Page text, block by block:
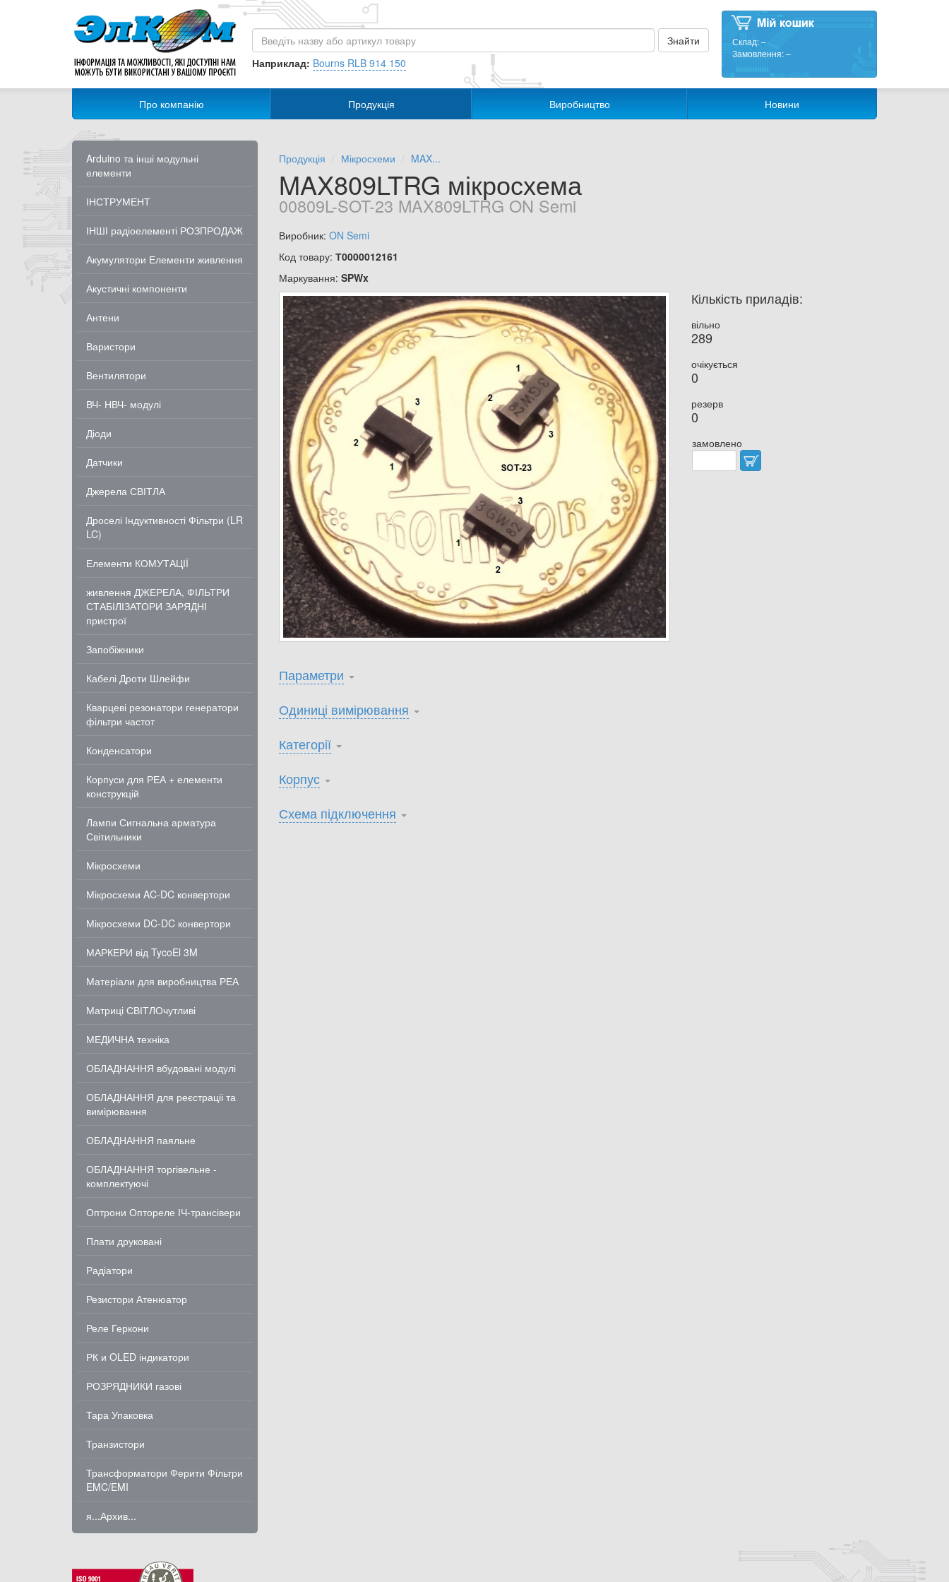
Наприклад: Bourns RLB 914 150
Склад:–
Замовлення:–
Про компанію Продукція Виробництво Новини
Arduino та інші модульні
елементи
ІНСТРУМЕНТ
ІНШІ радіоелементі РОЗПРОДАЖ
Акумулятори Елементи живлення
Акустичні компоненти
Антени
Варистори
Вентилятори
ВЧ- НВЧ- модулі
Діоди
Датчики
Джерела СВІТЛА
Дроселі Індуктивності Фільтри (LR
LC)
Елементи КОМУТАЦІЇ
живлення ДЖЕРЕЛА, ФІЛЬТРИ
СТАБІЛІЗАТОРИ ЗАРЯДНІ
пристрої
Запобіжники
Кабелі Дроти Шлейфи
Кварцеві резонатори генератори
фільтри частот
Конденсатори
Корпуси для РЕА + елементи
конструкцій
Лампи Сигнальна арматура
Світильники
Мікросхеми
Мікросхеми AC-DC конвертори
Мікросхеми DC-DC конвертори
МАРКЕРИ від TycoEl 3M
Матеріали для виробництва РЕА
Матриці СВІТЛОчутливі
МЕДИЧНА техніка
ОБЛАДНАННЯ вбудовані модулі
ОБЛАДНАННЯ для реєстраціі та
вимірювання
ОБЛАДНАННЯ паяльне
ОБЛАДНАННЯ торгівельне -
комплектуючі
Оптрони Оптореле ІЧ-трансівери
Плати друковані
Радіатори
Резистори Атенюатор
Реле Геркони
РК и OLED індикатори
РОЗРЯДНИКИ газові
Тара Упаковка
Транзистори
Трансформатори Ферити Фільтри
EMC/EMI
я...Архив...
Продукція Мікросхеми MAX...
MAX809LTRG мікросхема
00809L-SOT-23 MAX809LTRG ON Semi
Виробник: ON Semi
Код товару: Т0000012161
Маркування: SPWx
Кількість приладів:
вільно
289
очікується
0
резерв
0
замовлено
Параметри
Одиниці вимірювання
Категорії
Корпус
Схема підключення